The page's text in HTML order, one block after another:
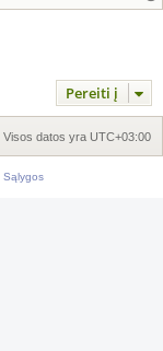
Pereiti į
Visos datos yra UTC+03:00
Sąlygos